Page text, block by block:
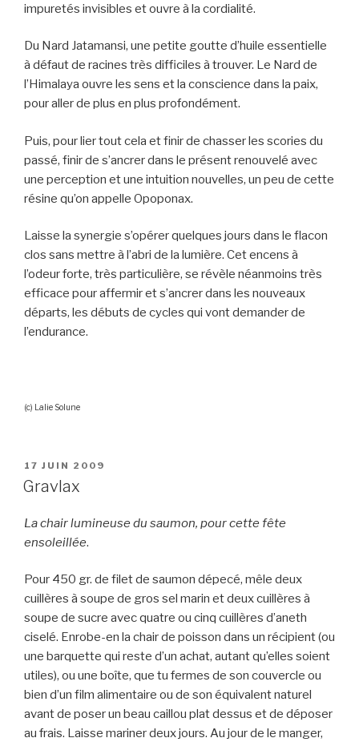
impuretés invisibles et ouvre à la cordialité.
Du Nard Jatamansi, une petite goutte d’huile essentielle
à défaut de racines très difficiles à trouver. Le Nard de
l’Himalaya ouvre les sens et la conscience dans la paix,
pour aller de plus en plus profondément.
Puis, pour lier tout cela et finir de chasser les scories du
passé, finir de s’ancrer dans le présent renouvelé avec
une perception et une intuition nouvelles, un peu de cette
résine qu’on appelle Opoponax.
Laisse la synergie s’opérer quelques jours dans le flacon
clos sans mettre à l’abri de la lumière. Cet encens à
l’odeur forte, très particulière, se révèle néanmoins très
efficace pour affermir et s’ancrer dans les nouveaux
départs, les débuts de cycles qui vont demander de
l’endurance.
(c) Lalie Solune
PUBLIÉ
LE
17 JUIN 2009
Gravlax
La chair lumineuse du saumon, pour cette fête
ensoleillée.
Pour 450 gr. de filet de saumon dépecé, mêle deux
cuillères à soupe de gros sel marin et deux cuillères à
soupe de sucre avec quatre ou cinq cuillères d’aneth
ciselé. Enrobe-en la chair de poisson dans un récipient (ou
une barquette qui reste d’un achat, autant qu’elles soient
utiles), ou une boîte, que tu fermes de son couvercle ou
bien d’un film alimentaire ou de son équivalent naturel
avant de poser un beau caillou plat dessus et de déposer
au frais. Laisse mariner deux jours. Au jour de le manger,